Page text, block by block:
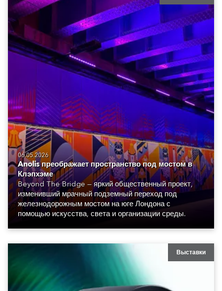
06.05.2026
Anolis преображает пространство под мостом в
Клэпхэме
Beyond The Bridge — яркий общественный проект,
изменивший мрачный подземный переход под
железнодорожным мостом на юге Лондона с
помощью искусства, света и организации среды.
Выставки